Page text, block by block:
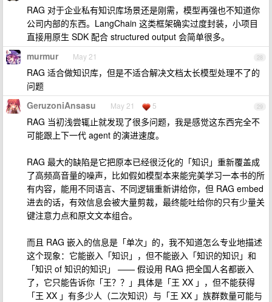
RAG 对于企业私有知识库场景还是刚需，模型再强也不知道你
公司内部的东西。LangChain 这类框架确实过度封装，小项目
直接用原生 SDK 配合 structured output 会简单很多。
28
murmur May 21
RAG 适合做知识库，但是不适合解决文档太长模型处理不了的
问题
29
GeruzoniAnsasu May 21 5
RAG 当初浅尝辄止就发现了很多问题，我是感觉这东西完全不
可能跟上下一代 agent 的演进速度。
RAG 最大的缺陷是它把原本已经很泛化的「知识」重新覆盖成
了高频高音量的噪声，比如假如模型本来能完美学习一本书的所
有内容，能用不同语言、不同逻辑重新讲给你，但 RAG embed
进去的话，有效信息会被大量剪裁，最终能吐给你的只有少量关
键注意力点和原文文本组合。
而且 RAG 嵌入的信息是「单次」的，我不知道怎么专业地描述
这个现象：它能嵌入「知识」，但不能嵌入「知识的知识」和
「知识 of 知识的知识」 —— 假设用 RAG 把全国人名都嵌入
了，它只能告诉你「王？？」具体是「王 XX 」，但不能获得
「王 XX 」有多少人（二次知识）与「王 XX 」族群数量可能与